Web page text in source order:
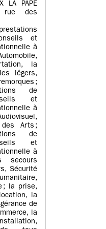
LA PAPE
rue des
et
à
la
légers,
;
de
et
à
Arts ;
de
et
à
secours
Sécurité
; la prise,
la
de
la